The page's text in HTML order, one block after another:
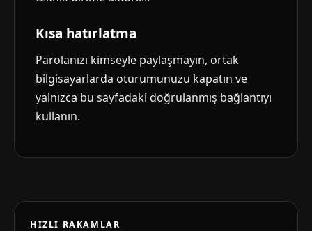
Kısa hatırlatma
Parolanızı kimseyle paylaşmayın, ortak
bilgisayarlarda oturumunuzu kapatın ve
yalnızca bu sayfadaki doğrulanmış bağlantıyı
kullanın.
HIZLI RAKAMLAR